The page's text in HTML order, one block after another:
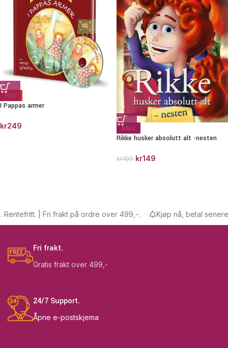
HOT
I Pappas armer
kr249 SALE
Rikke husker absolutt alt -nesten
kr199 kr149
| Fri frakt på ordre over 499,-. Kjøp nå, betal senere.
Fri frakt.
Gratis frakt over 499,-
24/7 Support.
Åpne e-postskjema